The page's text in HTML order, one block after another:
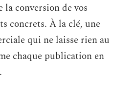
la conversion de vos
concrets. À la clé, une
qui ne laisse rien au
chaque publication en